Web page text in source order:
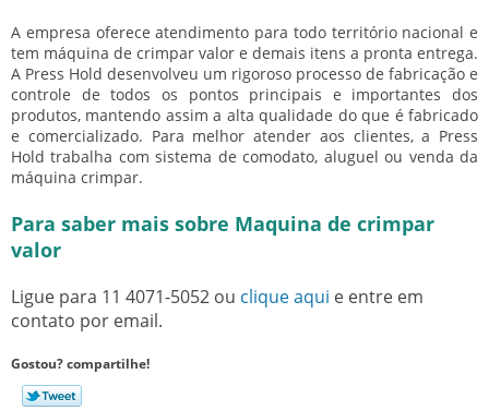
A empresa oferece atendimento para todo território nacional e
tem máquina de crimpar valor e demais itens a pronta entrega.
A Press Hold desenvolveu um rigoroso processo de fabricação e
controle de todos os pontos principais e importantes dos
produtos, mantendo assim a alta qualidade do que é fabricado
e comercializado. Para melhor atender aos clientes, a Press
Hold trabalha com sistema de comodato, aluguel ou venda da
máquina crimpar.
Para saber mais sobre Maquina de crimpar
valor
Ligue para 11 4071-5052 ou clique aqui e entre em
contato por email.
Gostou? compartilhe!